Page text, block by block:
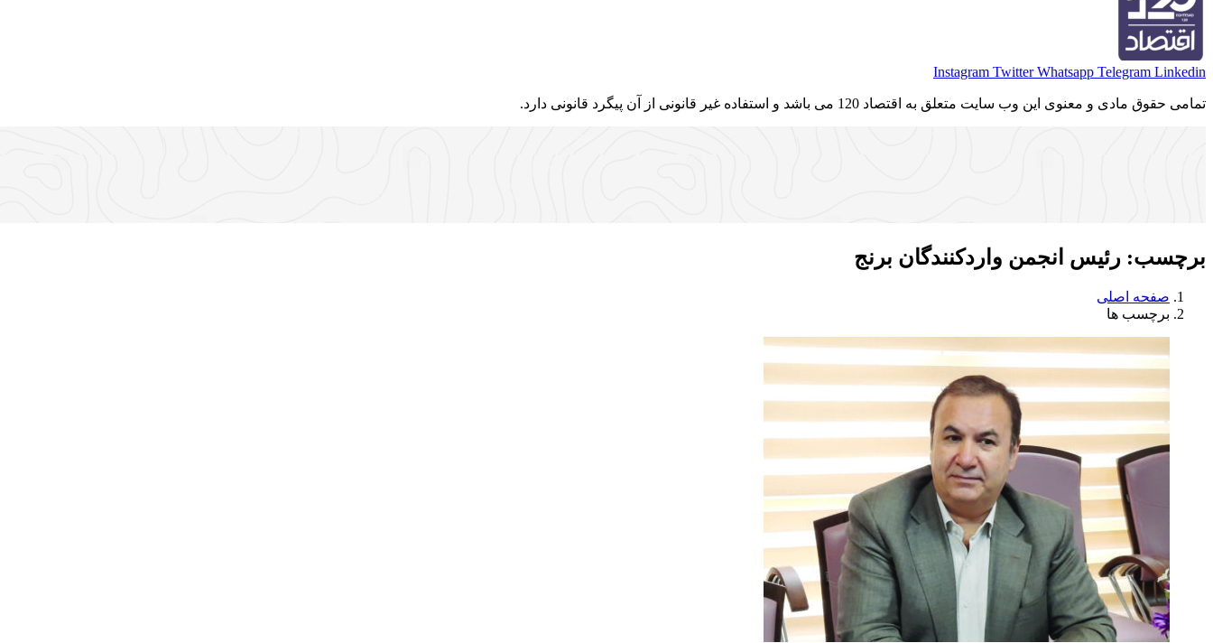
Instagram Twitter Whatsapp Telegram Linkedin
تمامی حقوق مادی و معنوی این وب سایت متعلق به اقتصاد 120 می باشد و استفاده غیر قانونی از آن پیگرد قانونی دارد.
برچسب: رئیس انجمن واردکنندگان برنج
صفحه اصلی
برچسب ها